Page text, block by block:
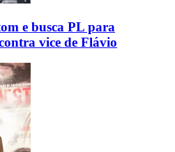
e busca PL para
vice de Flávio